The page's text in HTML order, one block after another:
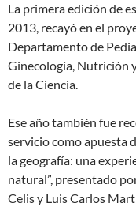
La primera edición de
2013, recayó en el
Departamento de
Ginecología, Nutrición
de la Ciencia.
Ese año también fue
servicio como apuesta
la geografía: una
natural”, presentado
Celis y Luis Carlos